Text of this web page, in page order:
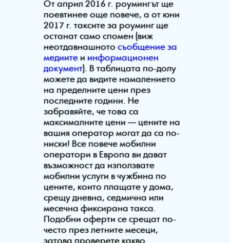
От април 2016 г. роумингът ще
поевтинее още повече, а от юни
2017 г. таксите за роуминг ще
останат само спомен (виж
неотдавнашното съобщение за
медиитеи информационен
документ). В таблицата по-долу
можете да видите намалението
на пределните цени през
последните години. Не
забравяйте, че това са
максималните цени — цените на
вашия оператор могат да са по-
ниски! Все повече мобилни
оператори в Европа ви дават
възможност да използвате
мобилни услуги в чужбина по
цените, които плащате у дома,
срещу дневна, седмична или
месечна фиксирана такса.
Подобни оферти се срещат по-
често през летните месеци,
затова проверете какво